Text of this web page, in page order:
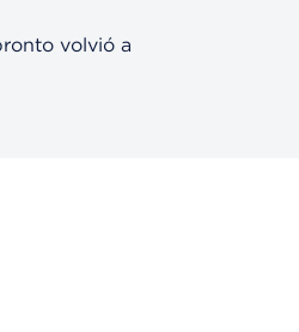
volvió a